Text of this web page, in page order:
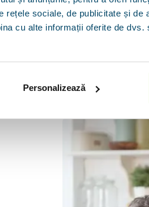
rețele sociale, de publicitate și
cu alte informații oferite de
Personalizează
Poți obține
Rată